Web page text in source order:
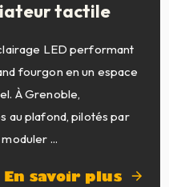
tactile
LED performant
fourgon en un espace
À Grenoble,
au plafond, pilotés par
...
En savoir plus